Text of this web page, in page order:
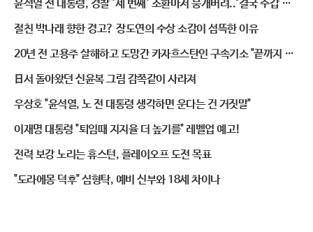
윤석열 전 대통령, 경찰 '세 번째' 소환마저 뭉개버려.."결국 수갑 채
우나"
절친 박나래 향한 경고? 장도연의 수상 소감이 섬뜩한 이유
20년 전 고용주 살해하고 도망간 카자흐스탄인 구속기소 "끝까지 잡
는다"
日서 돌아왔던 신윤복 그림 감쪽같이 사라져
우상호 "윤석열, 노 전 대통령 생각하면 운다는 건 거짓말"
이재명 대통령 "퇴임때 지지율 더 높기를" 레벨업 예고!
전력 보강 노리는 휴스턴, 플레이오프 도전 목표
"도라에몽 덕후" 심형탁, 예비 신부와 18세 차이나